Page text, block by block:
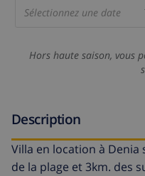
Sélectionnez une date
Hors haute saison, vous
Description
Villa en location à Denia
de la plage et 3km. des